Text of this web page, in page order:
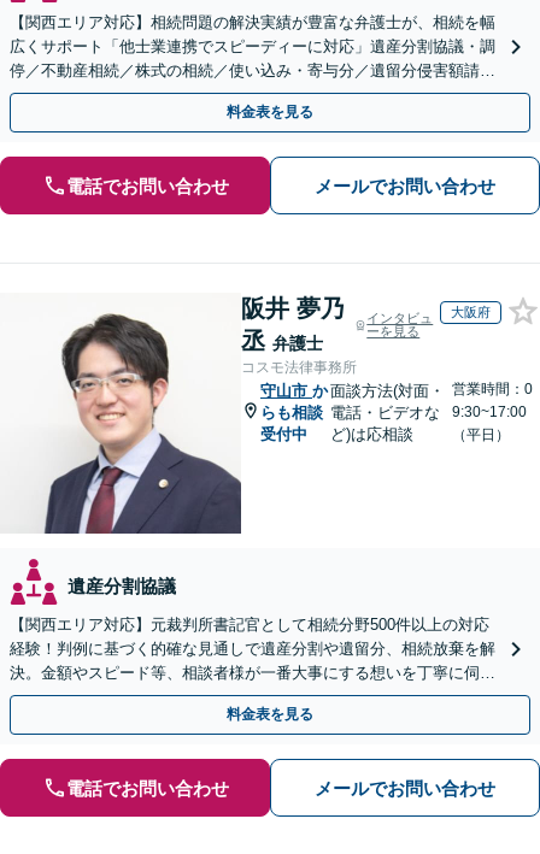
【関西エリア対応】相続問題の解決実績が豊富な弁護士が、相続を幅
広くサポート「他士業連携でスピーディーに対応」遺産分割協議・調
停／不動産相続／株式の相続／使い込み・寄与分／遺留分侵害額請求
／相続放棄（借金の相続）／遺言書作成
料金表を見る
電話でお問い合わせ メールでお問い合わせ
阪井 夢乃
丞 弁護士
インタビュ
ーを見る
大阪府
コスモ法律事務所
守山市 か
らも相談
受付中
面談方法(対面・
電話・ビデオな
ど)は応相談
営業時間：0
9:30~17:00
（平日）
遺産分割協議
【関西エリア対応】元裁判所書記官として相続分野500件以上の対応
経験！判例に基づく的確な見通しで遺産分割や遺留分、相続放棄を解
決。金額やスピード等、相談者様が一番大事にする想いを丁寧に伺い
最善の解決策を提案【WEB面談可】
料金表を見る
電話でお問い合わせ メールでお問い合わせ